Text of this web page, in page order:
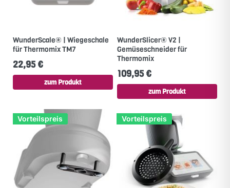
WunderScale® | Wiegeschale
für Thermomix TM7
22,95 €
zum Produkt
WunderSlicer® V2 |
Gemüseschneider für
Thermomix
109,95 €
zum Produkt
Vorteilspreis Vorteilspreis